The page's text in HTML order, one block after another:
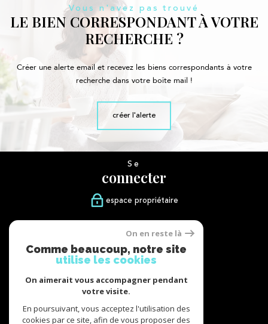
Vous n'avez pas trouvé
LE BIEN CORRESPONDANT À VOTRE
RECHERCHE ?
Créer une alerte email et recevez les biens correspondants à votre
recherche dans votre boîte mail !
créer l'alerte
Se
connecter
espace propriétaire
suivre
Nous
adhérons
On en reste là
Comme beaucoup, notre site
utilise les cookies
On aimerait vous accompagner pendant
votre visite.
En poursuivant, vous acceptez l'utilisation des
cookies par ce site, afin de vous proposer des